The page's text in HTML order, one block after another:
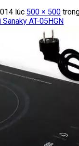
lúc 500 × 500
AT-05HGN